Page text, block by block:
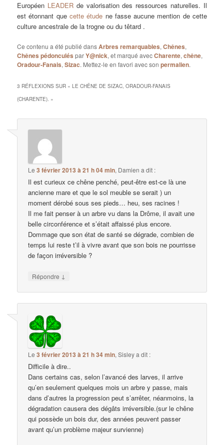
Européen LEADERde valorisation des ressources naturelles. Il
est étonnant que cette étude ne fasse aucune mention de cette
culture ancestrale de la trogne ou du têtard .
Ce contenu a été publié dansArbres remarquables,Chênes,
Chênes pédonculés parY@nick, et marqué avecCharente,chêne,
Oradour-Fanais,Sizac. Mettez-le en favori avec sonpermalien.
3 RÉFLEXIONS SUR «LE CHÊNE DE SIZAC, ORADOUR-FANAIS
(CHARENTE). »
Le3 février 2013 à 21 h 04 min, Damien a dit :
Il est curieux ce chêne penché, peut-être est-ce là une
ancienne mare et que le sol meuble se serait ) un
moment dérobé sous ses pieds… heu, ses racines !
Il me fait penser à un arbre vu dans la Drôme, il avait une
belle circonférence et s’était affaissé plus encore.
Dommage que son état de santé se dégrade, combien de
temps lui reste t’il à vivre avant que son bois ne pourrisse
de façon irréversible ?
Répondre ↓
Le3 février 2013 à 21 h 34 min,Sisleya dit :
Difficile à dire..
Dans certains cas, selon l’avancé des larves, il arrive
qu’en seulement quelques mois un arbre y passe, mais
dans d’autres la progression peut s’arrêter, néanmoins, la
dégradation causera des dégâts irréversible.(sur le chêne
qui possède un bois dur, des années peuvent passer
avant qu’un problème majeur survienne)